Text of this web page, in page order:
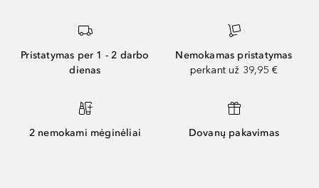
Pristatymas per 1 - 2 darbo
dienas
Nemokamas pristatymas
perkant už 39,95 €
2 nemokami mėginėliai Dovanų pakavimas